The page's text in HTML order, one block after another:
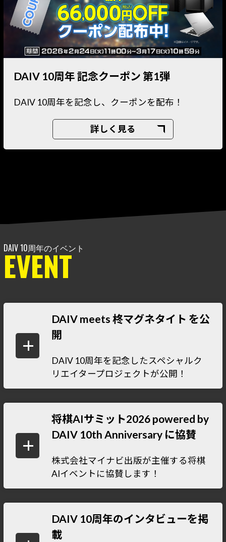
DAIV 10周年 記念クーポン 第1弾
DAIV 10周年を記念し、クーポンを配布！
詳しく見る
EVENT
DAIV meets 柊マグネタイト を公
開
DAIV 10周年を記念したスペシャルク
リエイタープロジェクトが公開！
将棋AIサミット2026 powered by
DAIV 10th Anniversary に協賛
株式会社マイナビ出版が主催する将棋
AIイベントに協賛します！
DAIV 10周年のインタビューを掲
載